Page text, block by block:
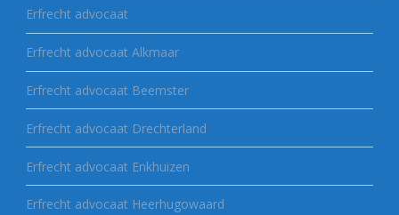
Erfrecht advocaat
Erfrecht advocaat Alkmaar
Erfrecht advocaat Beemster
Erfrecht advocaat Drechterland
Erfrecht advocaat Enkhuizen
Erfrecht advocaat Heerhugowaard